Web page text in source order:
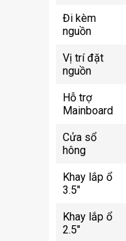
Đi kèm
nguồn
Vị trí đặt
nguồn
Hỗ trợ
Mainboard
Cửa sổ
hông
Khay lắp ổ
3.5"
Khay lắp ổ
2.5"